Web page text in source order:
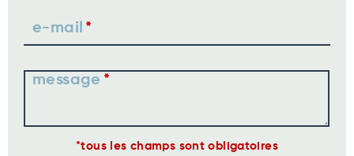
e-mail
message
tous les champs sont obligatoires